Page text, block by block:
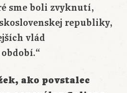
sme boli zvyknutí,
republiky,
vlád
ako povstalec